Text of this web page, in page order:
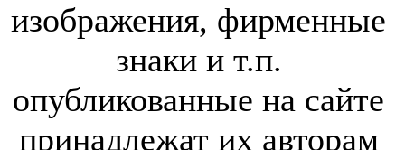
изображения, фирменные
знаки и т.п.
опубликованные на сайте
принадлежат их авторам